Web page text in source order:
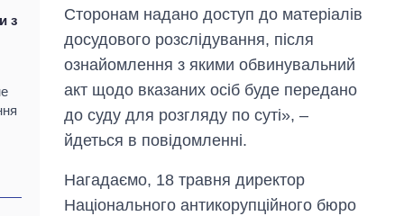
з
Сторонам надано доступ до матеріалів
досудового розслідування, після
ознайомлення з якими обвинувальний
акт щодо вказаних осіб буде передано
до суду для розгляду по суті», –
йдеться в повідомленні.
Нагадаємо, 18 травня директор
Національного антикорупційного бюро
Вісім масованих
ударів по Україні
за літо: Київ та
область стали
головною ціллю
рф